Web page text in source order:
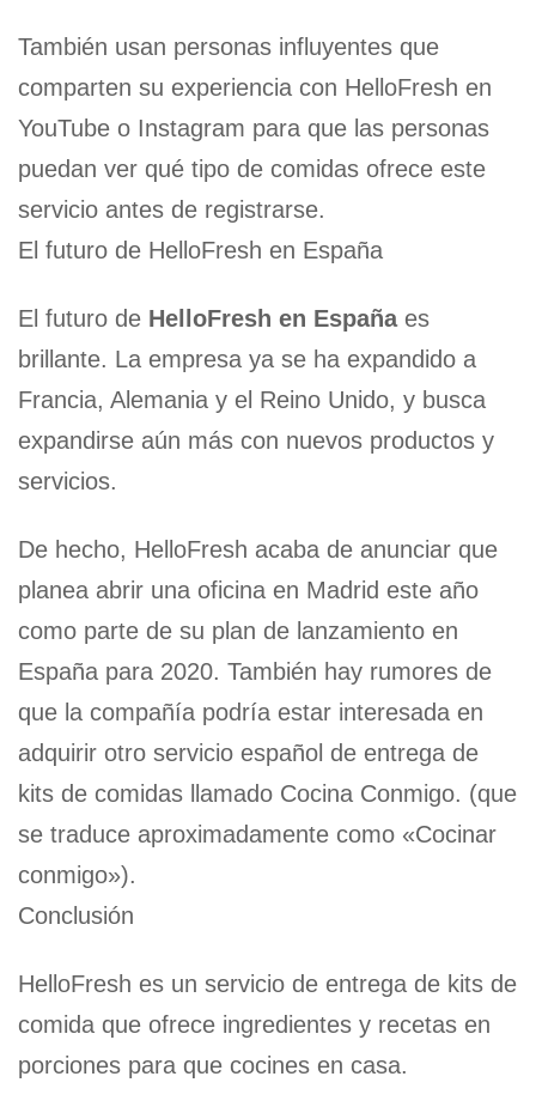
También usan personas influyentes que
comparten su experiencia con HelloFresh en
YouTube o Instagram para que las personas
puedan ver qué tipo de comidas ofrece este
servicio antes de registrarse.
El futuro de HelloFresh en España
El futuro de HelloFresh en Españaes
brillante. La empresa ya se ha expandido a
Francia, Alemania y el Reino Unido, y busca
expandirse aún más con nuevos productos y
servicios.
De hecho, HelloFresh acaba de anunciar que
planea abrir una oficina en Madrid este año
como parte de su plan de lanzamiento en
España para 2020. También hay rumores de
que la compañía podría estar interesada en
adquirir otro servicio español de entrega de
kits de comidas llamado Cocina Conmigo. (que
se traduce aproximadamente como «Cocinar
conmigo»).
Conclusión
HelloFresh es un servicio de entrega de kits de
comida que ofrece ingredientes y recetas en
porciones para que cocines en casa.